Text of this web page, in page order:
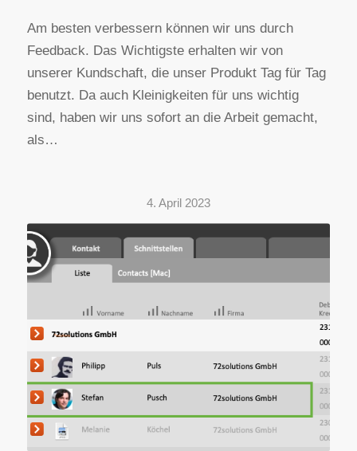
Am besten verbessern können wir uns durch
Feedback. Das Wichtigste erhalten wir von
unserer Kundschaft, die unser Produkt Tag für Tag
benutzt. Da auch Kleinigkeiten für uns wichtig
sind, haben wir uns sofort an die Arbeit gemacht,
als…
4. April 2023